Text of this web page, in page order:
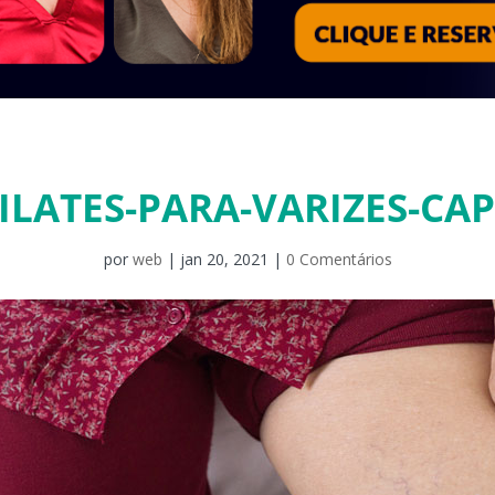
PARA-VARIZES-
por web | jan 20, 2021 | 0 Comentários